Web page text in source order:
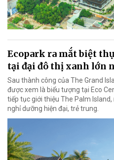
Ecopark ra mắt biệt
tại đại đô thị xanh lớn
Sau thành công của The Grand
được xem là biểu tượng tại Eco
tiếp tục giới thiệu The Palm
nghỉ dưỡng hiện đại, trẻ trung.